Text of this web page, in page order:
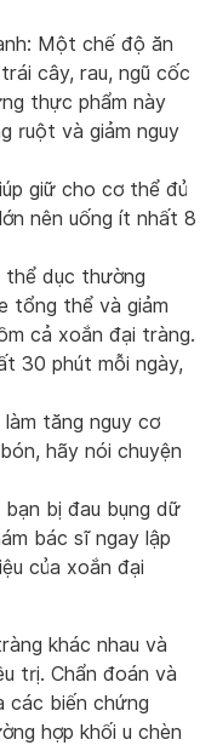
Một chế độ ăn
cây, rau, ngũ cốc
thực phẩm này
ruột và giảm nguy
giữ cho cơ thể đủ
nên uống ít nhất 8
thể dục thường
tổng thể và giảm
cả xoắn đại tràng.
30 phút mỗi ngày,
tăng nguy cơ
hãy nói chuyện
bị đau bụng dữ
bác sĩ ngay lập
của xoắn đại
khác nhau và
trị. Chẩn đoán và
các biến chứng
hợp khối u chèn